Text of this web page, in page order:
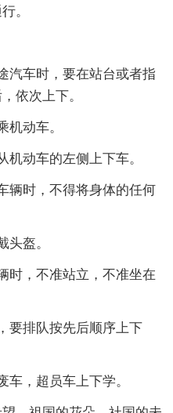
。
汽车时，要在站台或者指
依次上下。
机动车。
机动车的左侧上下车。
辆时，不得将身体的任何
头盔。
时，不准站立，不准坐在
要排队按先后顺序上下
车，超员车上下学。